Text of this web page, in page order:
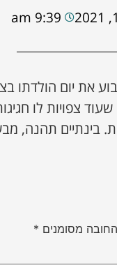
9:39 am
את יום הולדתו
צפויות לו
בינתיים תהנה,
מסומנים *